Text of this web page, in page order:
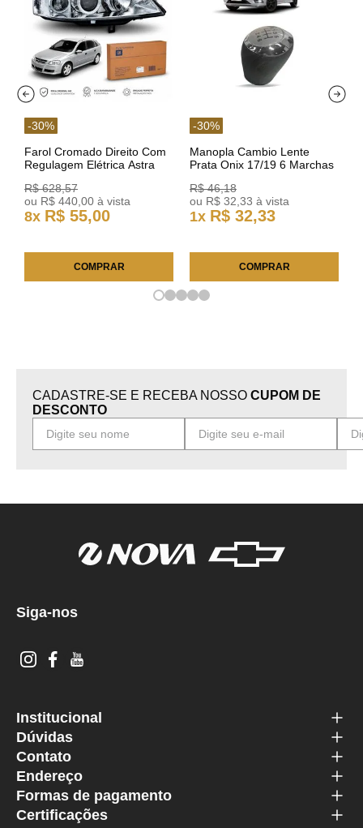
-30%
Farol Cromado Direito Com
Regulagem Elétrica Astra
R$ 628,57
ou R$ 440 00 à vista
8x R$ 55,00
COMPRAR
-30%
Manopla Cambio Lente
Prata Onix 17/19 6 Marchas
R$ 46,18
ou R$ 32 33 à vista
1x R$ 32,33
COMPRAR
CADASTRE-SE E RECEBA NOSSO CUPOM DE
DESCONTO
Siga-nos
Institucional
Dúvidas
Contato
Endereço
Formas de pagamento
Certificações